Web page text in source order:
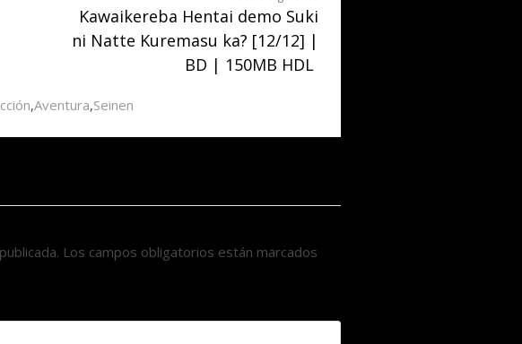
Kawaikereba Hentai demo Suki
ni Natte Kuremasu ka? [12/12] |
BD | 150MB HDL
,Aventura,Seinen
Los campos obligatorios están marcados